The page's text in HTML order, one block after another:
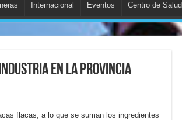
Internacional Eventos Centro de Salud
en la provincia
flacas, a lo que se suman los ingredientes